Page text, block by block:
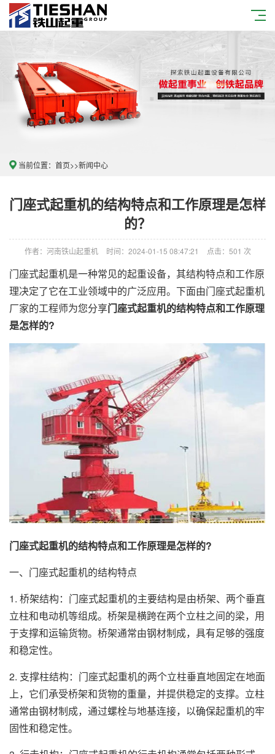
当前位置： 首页>>新闻中心
门座式起重机的结构特点和工作原理是怎样
的？
作者：河南铁山起重机 时间：2024-01-15 08:47:21 点击：501 次
门座式起重机是一种常见的起重设备，其结构特点和工作原
理决定了它在工业领域中的广泛应用。下面由门座式起重机
厂家的工程师为您分享门座式起重机的结构特点和工作原理
是怎样的?
门座式起重机的结构特点和工作原理是怎样的?
一、门座式起重机的结构特点
1. 桥架结构：门座式起重机的主要结构是由桥架、两个垂直
立柱和电动机等组成。桥架是横跨在两个立柱之间的梁，用
于支撑和运输货物。桥架通常由钢材制成，具有足够的强度
和稳定性。
2. 支撑柱结构：门座式起重机的两个立柱垂直地固定在地面
上，它们承受桥架和货物的重量，并提供稳定的支撑。立柱
通常由钢材制成，通过螺栓与地基连接，以确保起重机的牢
固性和稳定性。